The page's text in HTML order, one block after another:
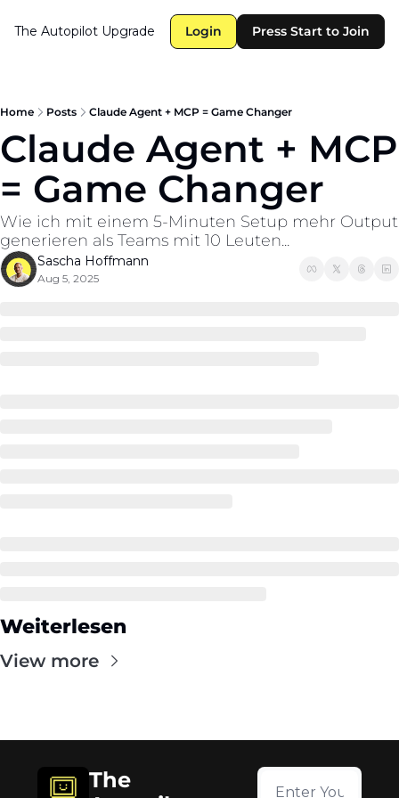
The Autopilot Upgrade Login Press Start to Join
Home Posts Claude Agent + MCP = Game Changer
Claude Agent + MCP
= Game Changer
Wie ich mit einem 5-Minuten Setup mehr Output
generieren als Teams mit 10 Leuten...
Sascha Hoffmann
Aug 5, 2025
Weiterlesen
View more
The